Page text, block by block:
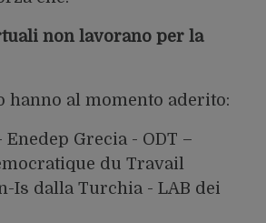
non lavorano per la
hanno al momento aderito:
Grecia - ODT –
du Travail
Is dalla Turchia - LAB dei